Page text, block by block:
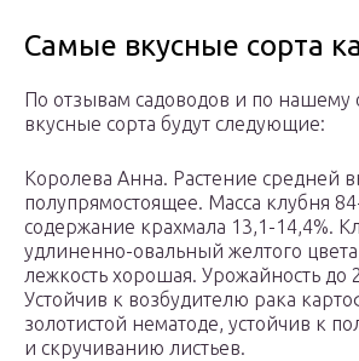
Самые вкусные сорта
По отзывам садоводов и по нашему
вкусные сорта будут следующие:
Королева Анна. Растение средней
полупрямостоящее. Масса клубня
содержание крахмала 13,1-14,4%.
удлиненно-овальный желтого
лежкость хорошая. Урожайность до
Устойчив к возбудителю рака
золотистой нематоде, устойчив к
и скручиванию листьев.